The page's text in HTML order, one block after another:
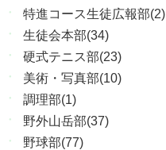
特進コース生徒広報部(2)
生徒会本部(34)
硬式テニス部(23)
美術・写真部(10)
調理部(1)
野外山岳部(37)
野球部(77)